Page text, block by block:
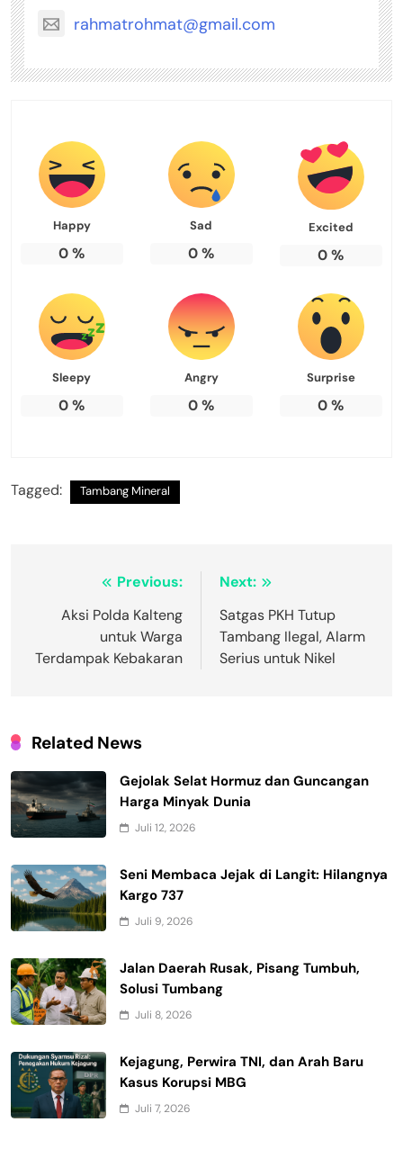
rahmatrohmat@gmail.com
Happy
0%
Sad
0%
Excited
0%
Sleepy
0%
Angry
0%
Surprise
0%
Tagged: Tambang Mineral
Navigasi
pos
Previous:
Aksi Polda Kalteng
untuk Warga
Terdampak Kebakaran
Next:
Satgas PKH Tutup
Tambang Ilegal, Alarm
Serius untuk Nikel
Related News
Gejolak Selat Hormuz dan Guncangan
Harga Minyak Dunia
Juli 12, 2026
Seni Membaca Jejak di Langit: Hilangnya
Kargo 737
Juli 9, 2026
Jalan Daerah Rusak, Pisang Tumbuh,
Solusi Tumbang
Juli 8, 2026
Kejagung, Perwira TNI, dan Arah Baru
Kasus Korupsi MBG
Juli 7, 2026